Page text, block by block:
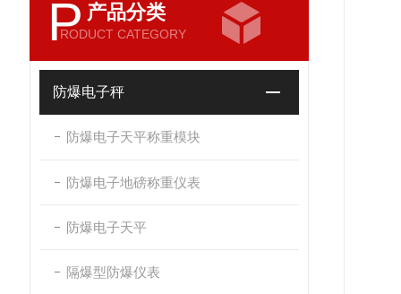
P 产品分类
RODUCT CATEGORY
防爆电子秤
防爆电子天平称重模块
防爆电子地磅称重仪表
防爆电子天平
隔爆型防爆仪表